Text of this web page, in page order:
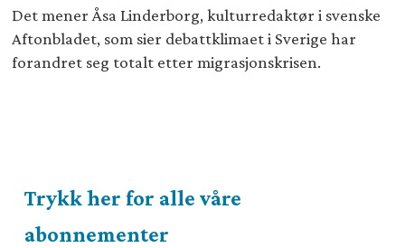
Det mener Åsa Linderborg, kulturredaktør i svenske
Aftonbladet, som sier debattklimaet i Sverige har
forandret seg totalt etter migrasjonskrisen.
Trykk her for alle våre
abonnementer